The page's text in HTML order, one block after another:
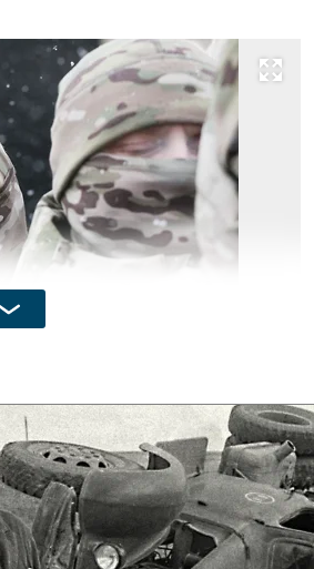
Развернуть на весь экран
действий за лицами,